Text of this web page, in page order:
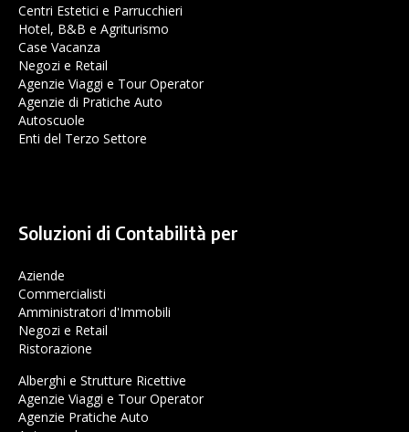
Centri Estetici e Parrucchieri
Hotel, B&B e Agriturismo
Case Vacanza
Negozi e Retail
Agenzie Viaggi e Tour Operator
Agenzie di Pratiche Auto
Autoscuole
Enti del Terzo Settore
Soluzioni di Contabilità per
Aziende
Commercialisti
Amministratori d'Immobili
Negozi e Retail
Ristorazione
Alberghi e Strutture Ricettive
Agenzie Viaggi e Tour Operator
Agenzie Pratiche Auto